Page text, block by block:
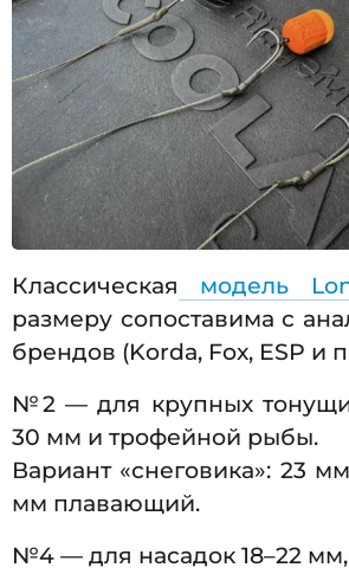
Классическая модель
размеру сопоставима с
брендов (Korda, Fox, ESP и
№2 — для крупных
30 мм и трофейной рыбы.
Вариант «снеговика»: 23
мм плавающий.
№4 — для насадок 18–22 мм,